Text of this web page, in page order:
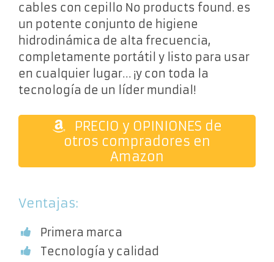
cables con cepillo No products found. es
un potente conjunto de higiene
hidrodinámica de alta frecuencia,
completamente portátil y listo para usar
en cualquier lugar… ¡y con toda la
tecnología de un líder mundial!
PRECIO y OPINIONES de
otros compradores en
Amazon
Ventajas:
Primera marca
Tecnología y calidad